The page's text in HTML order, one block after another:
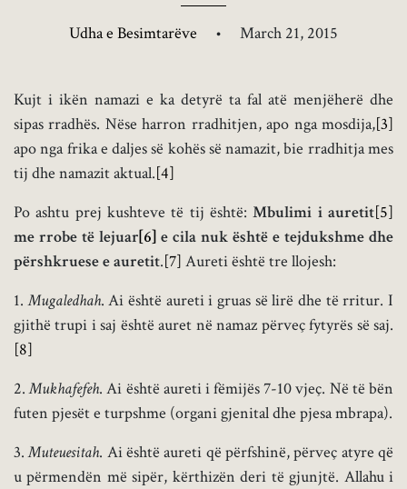
Udha e Besimtarëve • March 21, 2015
Kujt i ikën namazi e ka detyrë ta fal atë menjëherë dhe
sipas rradhës. Nëse harron rradhitjen, apo nga mosdija,[3]
apo nga frika e daljes së kohës së namazit, bie rradhitja mes
tij dhe namazit aktual.[4]
Po ashtu prej kushteve të tij është:Mbulimi i auretit[5]
me rrobe të lejuar[6] e cila nuk është e tejdukshme dhe
përshkruese e auretit.[7] Aureti është tre llojesh:
1.Mugaledhah. Ai është aureti i gruas së lirë dhe të rritur. I
gjithë trupi i saj është auret në namaz përveç fytyrës së saj.
[8]
2.Mukhafefeh. Ai është aureti i fëmijës 7-10 vjeç. Në të bën
futen pjesët e turpshme (organi gjenital dhe pjesa mbrapa).
3.Muteuesitah. Ai është aureti që përfshinë, përveç atyre që
u përmendën më sipër, kërthizën deri të gjunjtë. Allahu i